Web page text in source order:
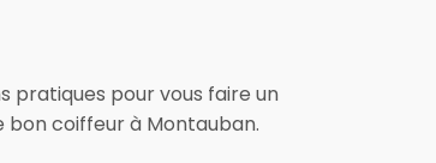
pratiques pour vous faire un
bon coiffeur à Montauban.